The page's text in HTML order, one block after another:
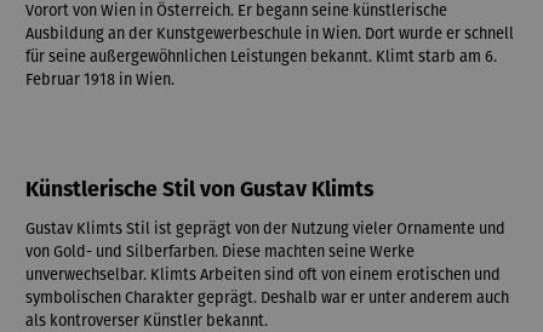
Vorort von Wien in Österreich. Er begann seine künstlerische
Ausbildung an der Kunstgewerbeschule in Wien. Dort wurde er schnell
für seine außergewöhnlichen Leistungen bekannt. Klimt starb am 6.
Februar 1918 in Wien.
Künstlerische Stil von Gustav Klimts
Gustav Klimts Stil ist geprägt von der Nutzung vieler Ornamente und
von Gold- und Silberfarben. Diese machten seine Werke
unverwechselbar. Klimts Arbeiten sind oft von einem erotischen und
symbolischen Charakter geprägt. Deshalb war er unter anderem auch
als kontroverser Künstler bekannt.